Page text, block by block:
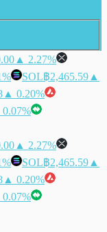
▲ 2.27%
SOL฿2,465.59 ▲
▲ 0.20%
▲ 2.27%
SOL฿2,465.59 ▲
▲ 0.20%